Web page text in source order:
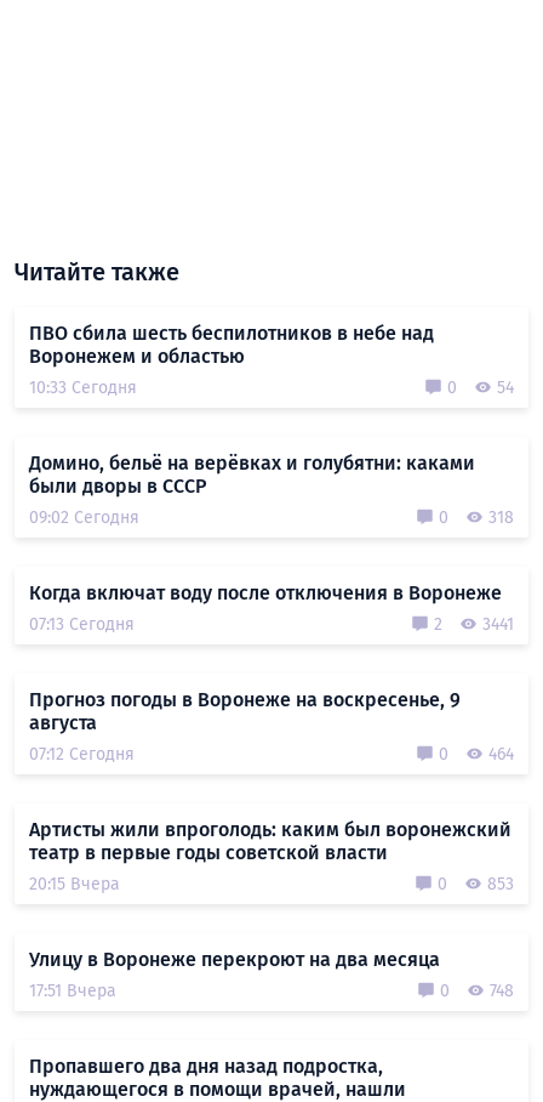
Читайте также
ПВО сбила шесть беспилотников в небе над
Воронежем и областью
10:33 Сегодня 0 54
Домино, бельё на верёвках и голубятни: каками
были дворы в СССР
09:02 Сегодня 0 318
Когда включат воду после отключения в Воронеже
07:13 Сегодня 2 3441
Прогноз погоды в Воронеже на воскресенье, 9
августа
07:12 Сегодня 0 464
Артисты жили впроголодь: каким был воронежский
театр в первые годы советской власти
20:15 Вчера 0 853
Улицу в Воронеже перекроют на два месяца
17:51 Вчера 0 748
Пропавшего два дня назад подростка,
нуждающегося в помощи врачей, нашли